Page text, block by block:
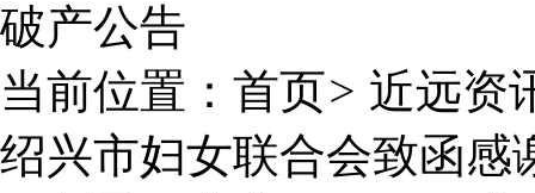
破产公告
当前位置： 首页> 近远资
绍兴市妇女联合会致函感